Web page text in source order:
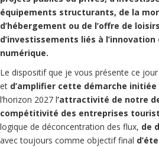
équipements structurants, de la
d’hébergement ou de l’offre de
d’investissements liés à
numérique.
Le dispositif que je vous présente ce
et d’amplifier cette démarche initiée
l’horizon 2027 l’attractivité de notre
compétitivité des entreprises
logique de déconcentration des flux, de
avec toujours comme objectif final